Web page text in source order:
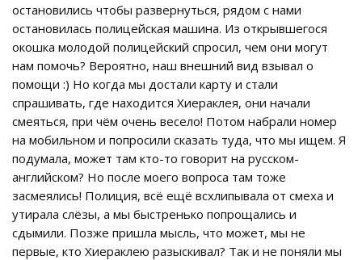
остановились чтобы развернуться, рядом с нами
остановилась полицейская машина. Из открывшегося
окошка молодой полицейский спросил, чем они могут
нам помочь? Вероятно, наш внешний вид взывал о
помощи :) Но когда мы достали карту и стали
спрашивать, где находится Хиераклея, они начали
смеяться, при чём очень весело! Потом набрали номер
на мобильном и попросили сказать туда, что мы ищем. Я
подумала, может там кто-то говорит на русском-
английском? Но после моего вопроса там тоже
засмеялись! Полиция, всё ещё всхлипывала от смеха и
утирала слёзы, а мы быстренько попрощались и
сдымили. Позже пришла мысль, что может, мы не
первые, кто Хиераклею разыскивал? Так и не поняли мы